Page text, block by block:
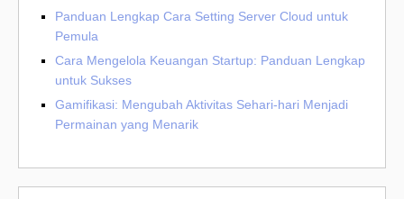
Panduan Lengkap Cara Setting Server Cloud untuk
Pemula
Cara Mengelola Keuangan Startup: Panduan Lengkap
untuk Sukses
Gamifikasi: Mengubah Aktivitas Sehari-hari Menjadi
Permainan yang Menarik